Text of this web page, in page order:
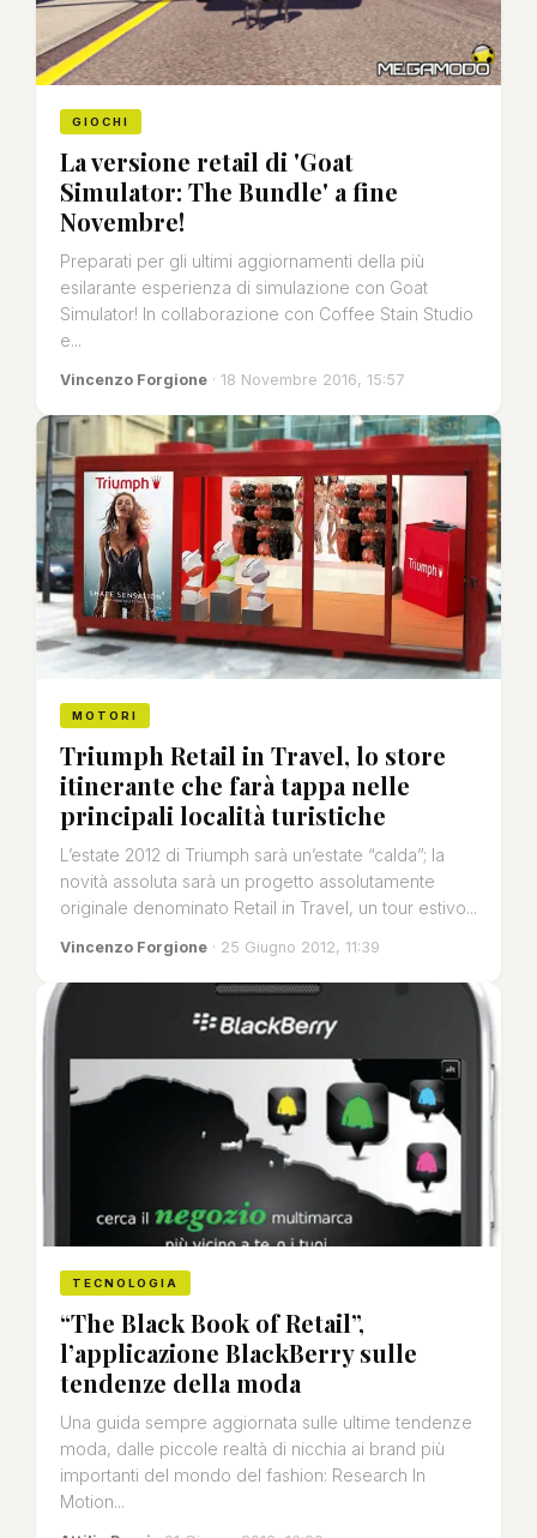
GIOCHI
La versione retail di 'Goat
Simulator: The Bundle' a fine
Novembre!
Preparati per gli ultimi aggiornamenti della più
esilarante esperienza di simulazione con Goat
Simulator! In collaborazione con Coffee Stain Studio
e...
Vincenzo Forgione · 18 Novembre 2016, 15:57
MOTORI
Triumph Retail in Travel, lo store
itinerante che farà tappa nelle
principali località turistiche
L’estate 2012 di Triumph sarà un’estate “calda”; la
novità assoluta sarà un progetto assolutamente
originale denominato Retail in Travel, un tour estivo...
Vincenzo Forgione · 25 Giugno 2012, 11:39
TECNOLOGIA
“The Black Book of Retail”,
l’applicazione BlackBerry sulle
tendenze della moda
Una guida sempre aggiornata sulle ultime tendenze
moda, dalle piccole realtà di nicchia ai brand più
importanti del mondo del fashion: Research In
Motion...